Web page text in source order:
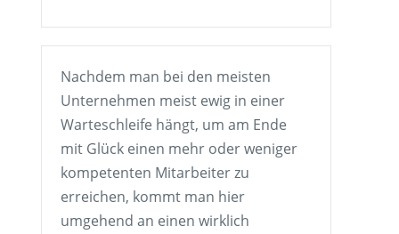
Nachdem man bei den meisten
Unternehmen meist ewig in einer
Warteschleife hängt, um am Ende
mit Glück einen mehr oder weniger
kompetenten Mitarbeiter zu
erreichen, kommt man hier
umgehend an einen wirklich